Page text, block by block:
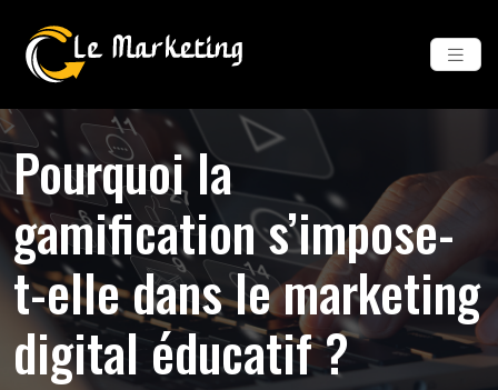
Pourquoi la
gamification s’impose-
t-elle dans le marketing
digital éducatif ?